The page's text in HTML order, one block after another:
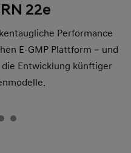
22e
Performance
E-GMP Plattform – und
Entwicklung künftiger